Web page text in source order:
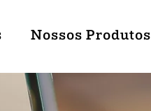
Nossos Produtos